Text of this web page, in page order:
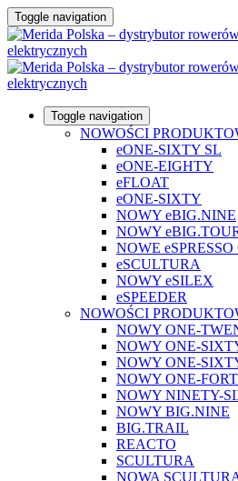
Toggle navigation
Toggle navigation
NOWOŚCI
eONE-SIXTY SL
eONE-EIGHTY
eFLOAT
eONE-SIXTY
NOWY eBIG.NINE
NOWY
NOWE
eSCULTURA
NOWY eSILEX
eSPEEDER
NOWOŚCI
NOWY ONE-
NOWY ONE-
NOWY ONE-
NOWY ONE-
NOWY NINETY-
NOWY BIG.NINE
BIG.TRAIL
REACTO
SCULTURA
NOWA